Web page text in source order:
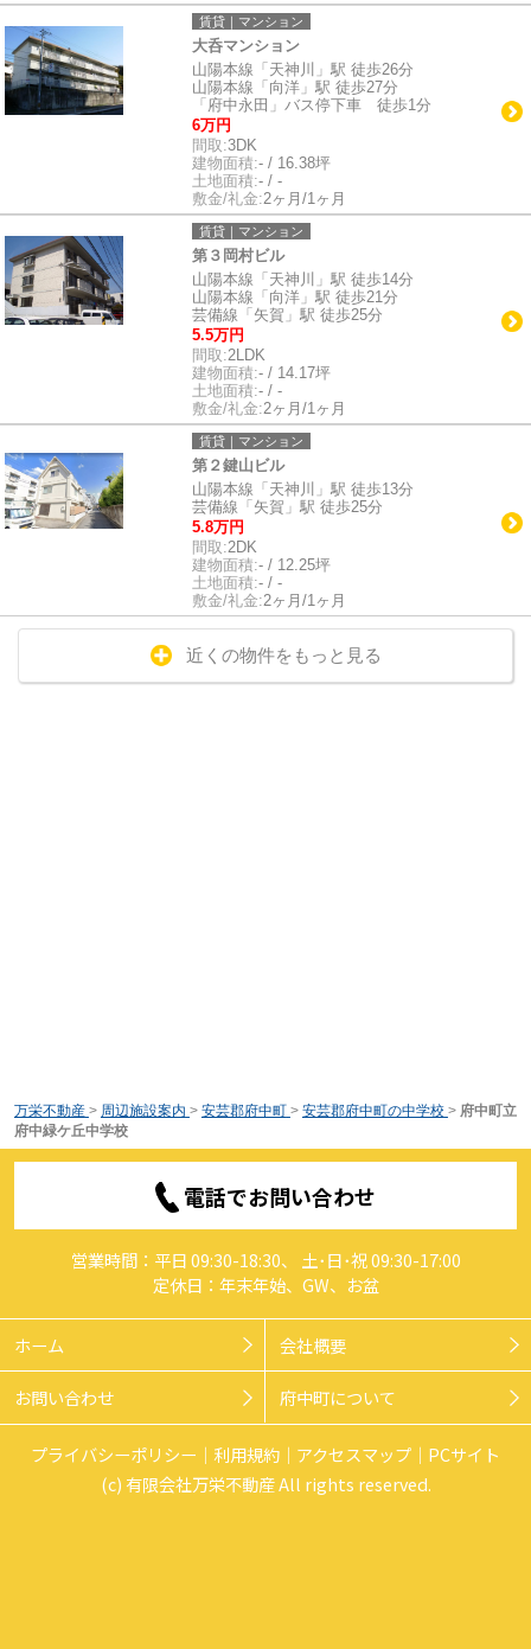
賃貸｜マンション
大呑マンション
山陽本線「天神川」駅 徒歩26分
山陽本線「向洋」駅 徒歩27分
「府中永田」バス停下車 徒歩1分
6万円
間取:3DK
建物面積:- / 16.38坪
土地面積:- / -
敷金/礼金:2ヶ月/1ヶ月
賃貸｜マンション
第３岡村ビル
山陽本線「天神川」駅 徒歩14分
山陽本線「向洋」駅 徒歩21分
芸備線「矢賀」駅 徒歩25分
5.5万円
間取:2LDK
建物面積:- / 14.17坪
土地面積:- / -
敷金/礼金:2ヶ月/1ヶ月
賃貸｜マンション
第２鍵山ビル
山陽本線「天神川」駅 徒歩13分
芸備線「矢賀」駅 徒歩25分
5.8万円
間取:2DK
建物面積:- / 12.25坪
土地面積:- / -
敷金/礼金:2ヶ月/1ヶ月
近くの物件をもっと見る
万栄不動産 > 周辺施設案内 > 安芸郡府中町 > 安芸郡府中町の中学校 > 府中町立
府中緑ケ丘中学校
電話でお問い合わせ
営業時間：平日 09:30-18:30、 土･日･祝 09:30-17:00
定休日：年末年始、GW、お盆
ホーム 会社概要
お問い合わせ 府中町について
プライバシーポリシー 利用規約 アクセスマップ
PCサイト
(c) 有限会社万栄不動産 All rights reserved.